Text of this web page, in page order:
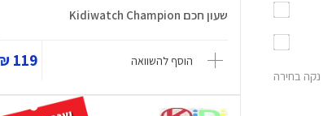
שעון חכם Kidiwatch Champion
הוסף להשוואה 119 ₪
נקה בחירה